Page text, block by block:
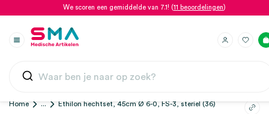
We scoren een gemiddelde van 7.1! (11 beoordelingen)
Home ... Ethilon hechtset, 45cm Ø 6-0, FS-3, steriel (36)